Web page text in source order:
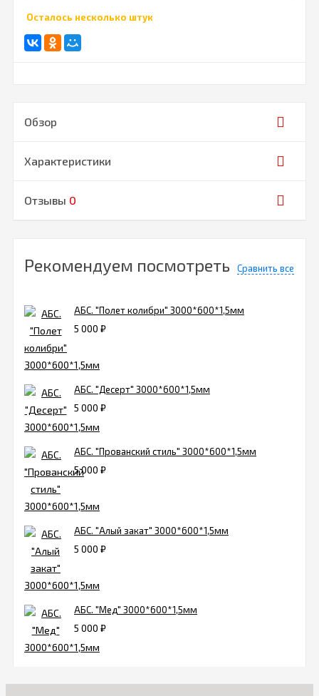
Осталось несколько штук
Обзор
Характеристики
Отзывы 0
Рекомендуем посмотреть Сравнить все
АБС. "Полет колибри" 3000*600*1,5мм
5 000 ₽
АБС. "Десерт" 3000*600*1,5мм
5 000 ₽
АБС. "Прованский стиль" 3000*600*1,5мм
5 000 ₽
АБС. "Алый закат" 3000*600*1,5мм
5 000 ₽
АБС. "Мед" 3000*600*1,5мм
5 000 ₽